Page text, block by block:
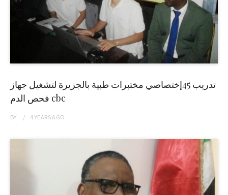
تدريب 45إختصاصي مختبرات طبية بالجزيرة لتشغيل جهاز
فحص الدم cbc
BY 4 YEARSAGO